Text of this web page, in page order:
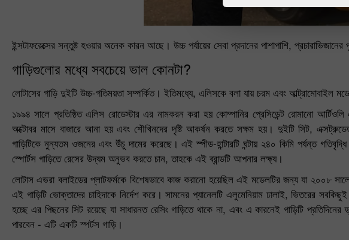
ইন্সটাফরেক্সের সন্তুষ্ট হওয়ার অনেক কারন আছে। উচ্চ পর্যায়ের সেবা প্রদানের পাশাপাশি,
গাড়িগুলোর মধ্যে সবচেয়ে ভাল কোনটা?
লোটাসের গাড়ি দুইটি উচ্চ-গতিময়তা সম্পর্কিত। ইতিমধ্যে, এলিসকে বলা যায় চরম এবং আল্ট্রামোবাইল
১৯৯৪ সালে প্রতিষ্ঠিত এলিস রোডেস্টার এর নামকরন করা হয় কোম্পানির প্রেসিডেন্ট রোমানো
অক্টোবর মাসে বাজারে আনা হয় এবং শৌখিনদের দৃষ্টি আকর্ষন করতে সক্ষম হয়। দুইটি সিট,
গাড়িটিকে নুন্যতম ওজনের এবং উঁচু দামের করেছে। এই স্পীড-হান্টারটি ঘন্টায় ২৪০ কিমি পর্যন্ত
স্পোর্টস গাড়িতে রেসের উদ্যম অনুভব করতে চান, তাহকে এই ব্রান্ডটি আপনার লক্ষ্য।
লোটাস এভরা বলাইডের প্লাটফর্মকে বিশেষভাবে কাজ করানো হয়েছিল এই মডেলটির জন্য যা ২০০৮
এই গাড়িটি ভোক্তাদের চাহিদাকে নির্দেশ করে। সামনের প্যানেলটি এলুমেনিয়াম ঢালাই, ভিতরের
হচ্ছে এর পিছনের সিট রয়েছে যা সাধারনত রেসিং গাড়িতে থাকে না, এবং এ কারনেই গাড়িটি
পারবেন - এটি একটি স্পর্টস গাড়ি।